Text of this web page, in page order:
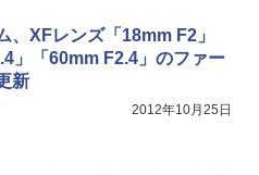
、XFレンズ「18mm F2」
」「60mm F2.4」のファー
新
2012年10月25日